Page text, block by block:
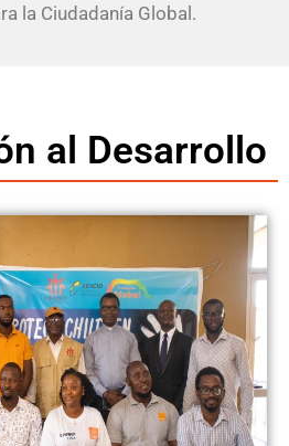
la Ciudadanía Global.
al Desarrollo